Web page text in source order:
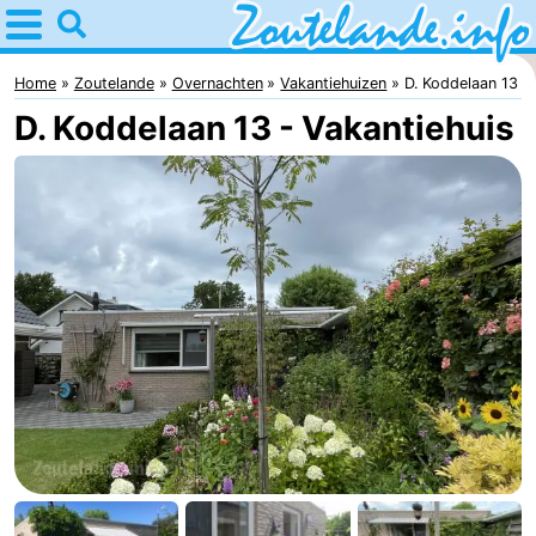
Home
Zoutelande
Tips
Webcam
Langstraat
Webcam
Strand
Overnachten
Appartementen
Bed
Home Zoutelande Overnachten Vakantiehuizen D. Koddelaan 13
D. Koddelaan 13 - Vakantiehuis